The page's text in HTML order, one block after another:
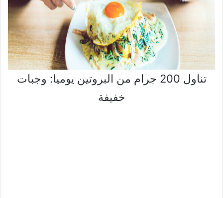
تناول 200 جرام من البروتين يوميا: وجبات
خفيفة